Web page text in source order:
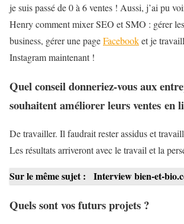
je suis passé de 0 à 6 ventes ! Aussi, j’ai pu
Henry comment mixer SEO et SMO : gérer
business, gérer une pageFacebooket je
Instagram maintenant !
Quel conseil donneriez-vous aux
souhaitent améliorer leurs ventes en
De travailler. Il faudrait rester assidus et
Les résultats arriveront avec le travail et la
Sur le même sujet : Interview bien-et-
Quels sont vos futurs projets ?